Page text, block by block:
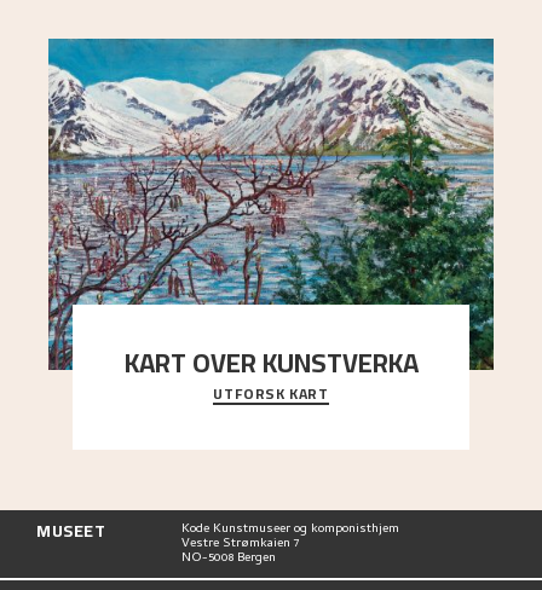
KART OVER KUNSTVERKA
Utforsk stedene og utsiktene i Astrups malerier
UTFORSK KART
MUSEET Kode Kunstmuseer og komponisthjem
Vestre Strømkaien 7
NO-5008 Bergen